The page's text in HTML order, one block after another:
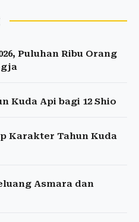
Puluhan Ribu Orang
Kuda Api bagi 12 Shio
Karakter Tahun Kuda
Asmara dan